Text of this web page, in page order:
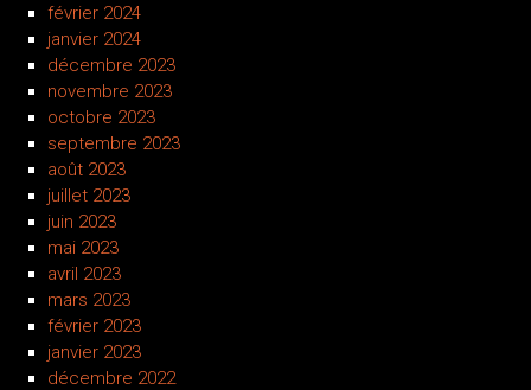
février 2024
janvier 2024
décembre 2023
novembre 2023
octobre 2023
septembre 2023
août 2023
juillet 2023
juin 2023
mai 2023
avril 2023
mars 2023
février 2023
janvier 2023
décembre 2022